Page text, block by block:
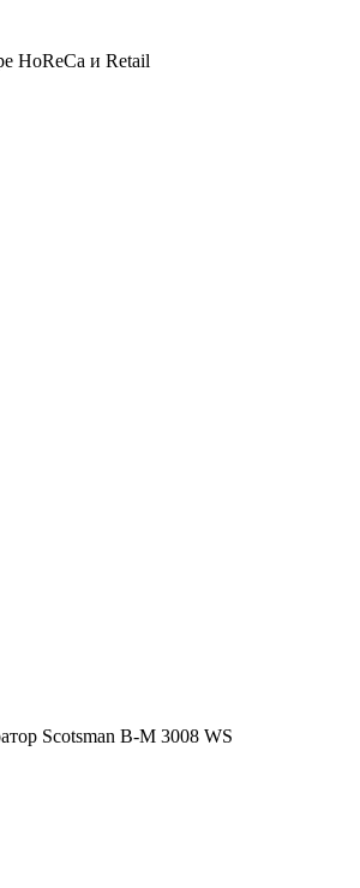
HoReCa и Retail
Scotsman B-M 3008 WS